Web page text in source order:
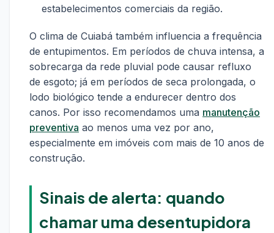
estabelecimentos comerciais da região.
O clima de Cuiabá também influencia a frequência
de entupimentos. Em períodos de chuva intensa, a
sobrecarga da rede pluvial pode causar refluxo
de esgoto; já em períodos de seca prolongada, o
lodo biológico tende a endurecer dentro dos
canos. Por isso recomendamos uma manutenção
preventiva ao menos uma vez por ano,
especialmente em imóveis com mais de 10 anos de
construção.
Sinais de alerta: quando
chamar uma desentupidora